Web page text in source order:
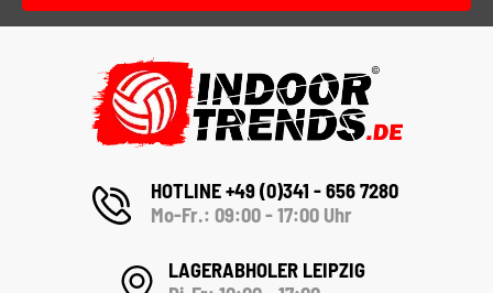
HOTLINE +49 (0)341 - 656 7280
Mo-Fr.: 09:00 - 17:00 Uhr
LAGERABHOLER LEIPZIG